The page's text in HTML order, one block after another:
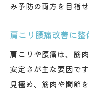
み予防の両方を目指せ
肩こり腰痛改善に
肩こりや腰痛は、筋
安定さが主な要因で
見極め、筋肉や関節